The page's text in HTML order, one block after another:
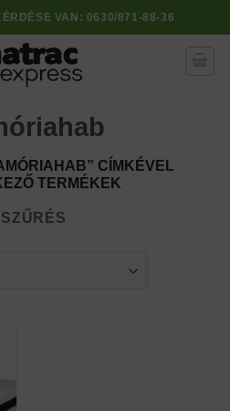
VAN: 0630/871-88-36
CÍMKÉVEL
TERMÉKEK
SZŰRÉS